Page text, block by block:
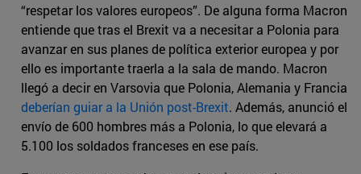
“respetar los valores europeos”. De alguna forma Macron
entiende que tras el Brexit va a necesitar a Polonia para
avanzar en sus planes de política exterior europea y por
ello es importante traerla a la sala de mando. Macron
llegó a decir en Varsovia que Polonia, Alemania y Francia
deberían guiar a la Unión post-Brexit. Además, anunció el
envío de 600 hombres más a Polonia, lo que elevará a
5.100 los soldados franceses en ese país.